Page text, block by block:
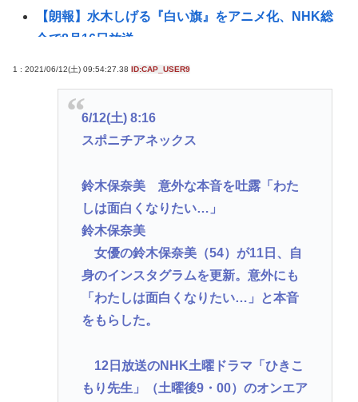
【朗報】水木しげる『白い旗』をアニメ化、NHK総
合で8月16日放送
【陽キャ？】ヤリラ系（やりらふぃー）がモテる理
由🔥www
【悲報】長野県上高地の山小屋にゴミの大量不法投
対が58％で賛成を上回る！」 → www
【高市早苗】高市早苗、長崎市民から冷たい目を向
けられたり睨まれたりする
【なぞなぞ】義母、義妹、エ口いのどっち！
スーパーカブとハンターカブで迷っているどっちが
Redditを読んでると外人って日本に対してはよく調
愛知県最強のスーパー、満場一致で決まる
1 : 2021/06/12(土) 09:54:27.38 ID:CAP_USER9
6/12(土) 8:16
スポニチアネックス
鈴木保奈美 意外な本音を吐露「わた
しは面白くなりたい…」
鈴木保奈美
女優の鈴木保奈美（54）が11日、自
身のインスタグラムを更新。意外にも
「わたしは面白くなりたい…」と本音
をもらした。
12日放送のNHK土曜ドラマ「ひきこ
もり先生」（土曜後9・00）のオンエア